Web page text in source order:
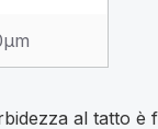
al tatto è